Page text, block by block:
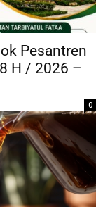
Pesantren
H / 2026 –
0